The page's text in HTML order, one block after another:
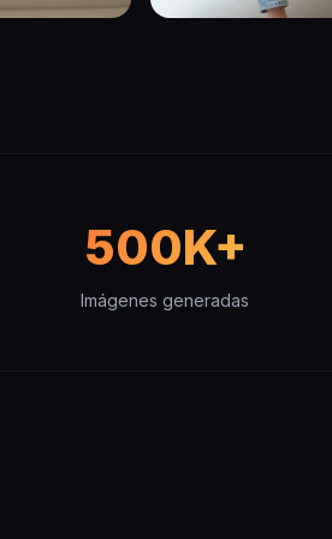
500K+
Imágenes generadas